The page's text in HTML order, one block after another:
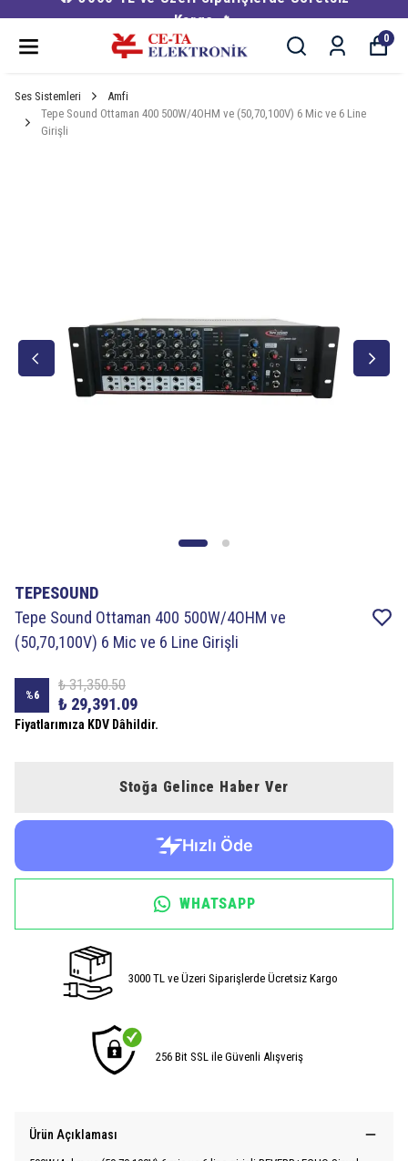
Kargo 🔥
0
Ses Sistemleri
Amfi
Tepe Sound Ottaman 400 500W/4OHM ve (50,70,100V) 6 Mic ve 6 Line
Girişli
TEPESOUND
Tepe Sound Ottaman 400 500W/4OHM ve
(50,70,100V) 6 Mic ve 6 Line Girişli
%6
₺ 31,350.50
₺ 29,391.09
Fiyatlarımıza KDV Dâhildir.
Stoğa Gelince Haber Ver
WHATSAPP
3000 TL ve Üzeri Siparişlerde Ücretsiz Kargo
256 Bit SSL ile Güvenli Alışveriş
Ürün Açıklaması